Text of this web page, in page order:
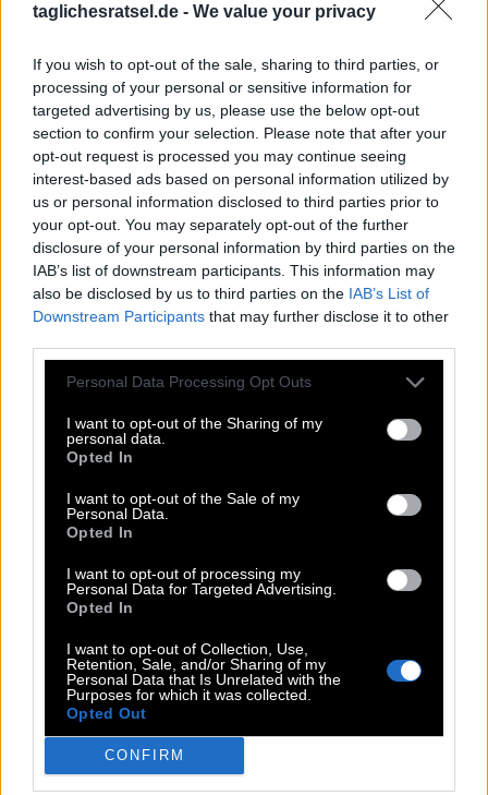
taglichesratsel.de - We value your privacy
If you wish to opt-out of the sale, sharing to third parties, or
processing of your personal or sensitive information for
targeted advertising by us, please use the below opt-out
section to confirm your selection. Please note that after your
opt-out request is processed you may continue seeing
interest-based ads based on personal information utilized by
us or personal information disclosed to third parties prior to
your opt-out. You may separately opt-out of the further
disclosure of your personal information by third parties on the
IAB’s list of downstream participants. This information may
also be disclosed by us to third parties on the IAB’s List of
Downstream Participants that may further disclose it to other
Personal Data Processing Opt Outs
I want to opt-out of the Sharing of my
personal data.
Opted In
I want to opt-out of the Sale of my
Personal Data.
Opted In
I want to opt-out of processing my
Personal Data for Targeted Advertising.
Opted In
I want to opt-out of Collection, Use,
Retention, Sale, and/or Sharing of my
Personal Data that Is Unrelated with the
Purposes for which it was collected.
Opted Out
CONFIRM
M
A O R
I
B
L I E
S
P
E G E
L
S
T A L
L
A
R M E E
Angehöriger des indigenen Volk Neuseelands:
M
A O R
I
Ausflippen bzw. __ drehen :
A
M R A
D
Schauspielerin aus Köln: __ Millowitsch
A R I E
E T
R
Sie __ gestern die Kerzen auf Ihrem Kuchen aus:
L I E
Groupe __, großer franz. Autohersteller bis 2021:
S
A
Italienische Nudelräder